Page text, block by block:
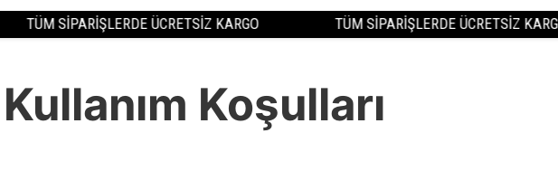
TÜM SİPARİŞLERDE ÜCRETSİZ KARGO TÜM SİPARİŞLERDE ÜCRETSİZ KARGO
Kullanım Koşulları